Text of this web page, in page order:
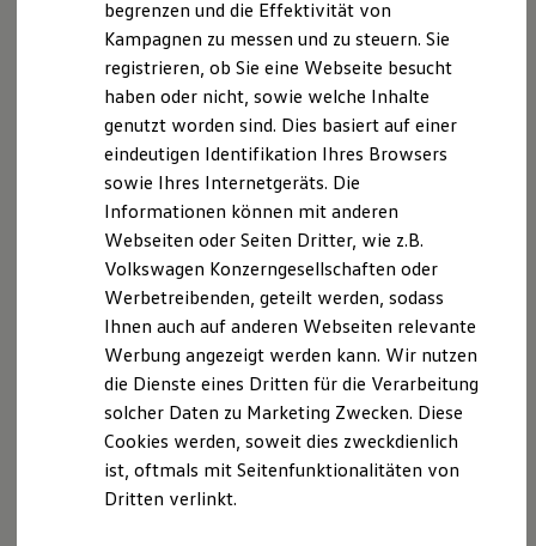
Hybridautos
Marke und Erlebnis
Volkswagen R und R Experience
R-Modelle
R Experience
Driving Experience
Volkswagen entdecken
Werkbesichtigung
Lifestyle Shop
T-Roc Kollektion
Golf Kollektion
ID. Kollektion
Volkswagen Kollektion
R-Kollektion
GTI Kollektion
Fußball Drop
we drive football
#wedriveproud
Besitzer und Service
Software Updates
Service und Ersatzteile
92421 Schwandorf
datenschutz@glinicke.de
Hinweis auf § 36 Verbraucherstreitbeilegungsgesetz
Wir sind zur Teilnahme an einem
Streitbeilegungsverfahren vor einer
Verbraucherschlichtungsstelle weder bereit noch dazu
verpflichtet.
Datenschutzerklärung
A. Verantwortlicher
Wir freuen uns, dass Sie unsere Webseite der
Autohaus Hessenkassel GmbH & Co. Vertriebs KG,
Leipziger Straße 156, 34123 Kassel besuchen. Im
begrenzen und die Effektivität von
Kampagnen zu messen und zu steuern. Sie
registrieren, ob Sie eine Webseite besucht
haben oder nicht, sowie welche Inhalte
genutzt worden sind. Dies basiert auf einer
eindeutigen Identifikation Ihres Browsers
sowie Ihres Internetgeräts. Die
Informationen können mit anderen
Webseiten oder Seiten Dritter, wie z.B.
Volkswagen Konzerngesellschaften oder
Werbetreibenden, geteilt werden, sodass
Ihnen auch auf anderen Webseiten relevante
Werbung angezeigt werden kann. Wir nutzen
die Dienste eines Dritten für die Verarbeitung
solcher Daten zu Marketing Zwecken. Diese
Cookies werden, soweit dies zweckdienlich
ist, oftmals mit Seitenfunktionalitäten von
Dritten verlinkt.